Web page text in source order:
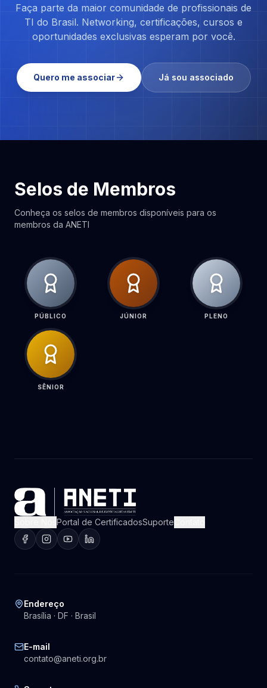
Faça parte da maior comunidade de profissionais de
TI do Brasil. Networking, certificações, cursos e
oportunidades exclusivas esperam por você.
Quero me associar Já sou associado
Selos de Membros
Conheça os selos de membros disponíveis para os
membros da ANETI
PÚBLICO JÚNIOR PLENO
SÊNIOR
Portal de CertificadosSuporte
Endereço
Brasília · DF · Brasil
E-mail
contato@aneti.org.br